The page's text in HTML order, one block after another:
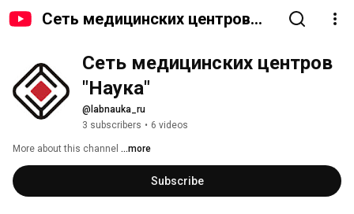
Сеть медицинских центров
Сеть медицинских центров
"Наука"
@labnauka_ru
3 subscribers • 6 videos
More about this channel ...more
Subscribe